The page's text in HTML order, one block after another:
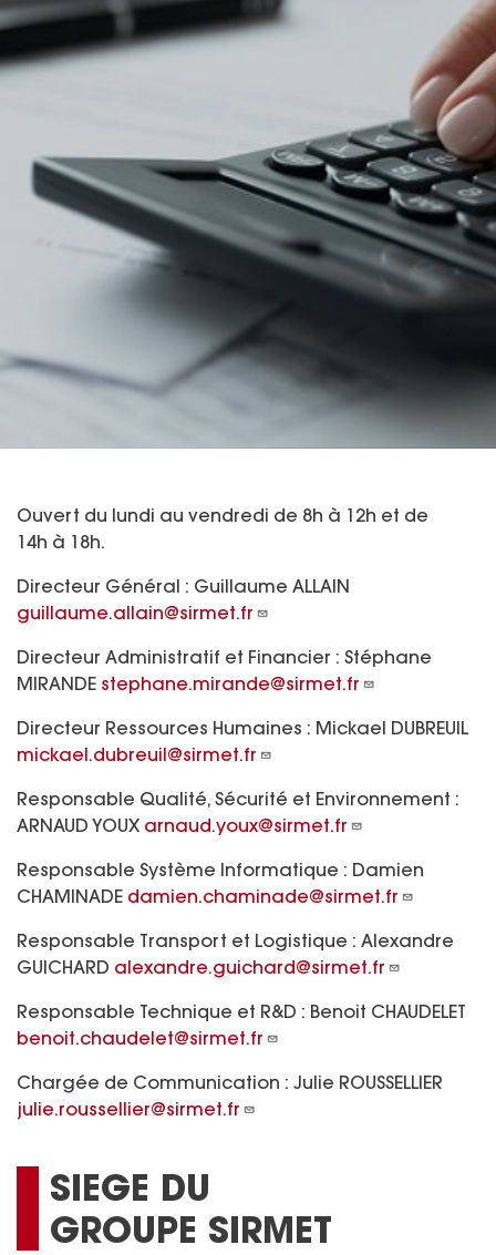
Ouvert du lundi au vendredi de 8h à 12h et de
14h à 18h.
Directeur Général : Guillaume ALLAIN
guillaume.allain@sirmet.fr
Directeur Administratif et Financier : Stéphane
MIRANDE stephane.mirande@sirmet.fr
Directeur Ressources Humaines : Mickael DUBREUIL
mickael.dubreuil@sirmet.fr
Responsable Qualité, Sécurité et Environnement :
ARNAUD YOUX arnaud.youx@sirmet.fr
Responsable Système Informatique : Damien
CHAMINADE damien.chaminade@sirmet.fr
Responsable Transport et Logistique : Alexandre
GUICHARD alexandre.guichard@sirmet.fr
Responsable Technique et R&D : Benoit CHAUDELET
benoit.chaudelet@sirmet.fr
Chargée de Communication : Julie ROUSSELLIER
julie.roussellier@sirmet.fr
SIEGE DU
GROUPE SIRMET